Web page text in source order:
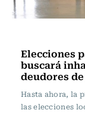
Elecciones
buscará
deudores
Hasta ahora, la
las elecciones